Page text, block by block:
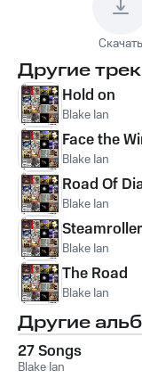
Скачать
Другие
Hold on
Blake Ian
Face the
Blake Ian
Road Of
Blake Ian
Steamroller
Blake Ian
The Road
Blake Ian
Другие
27 Songs
Blake Ian